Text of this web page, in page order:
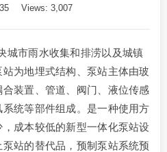
Views: 3,007
城市雨水收集和排涝以及城镇
为地埋式结构、泵站主体由玻
装置、管道、阀门、液位传感
统等部件组成。是一种使用方
成本较低的新型一体化泵站设
站的替代品，预制泵站系统预